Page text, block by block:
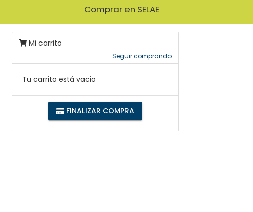
Comprar en SELAE
Mi carrito
Seguir comprando
Tu carrito está vacio
FINALIZAR COMPRA